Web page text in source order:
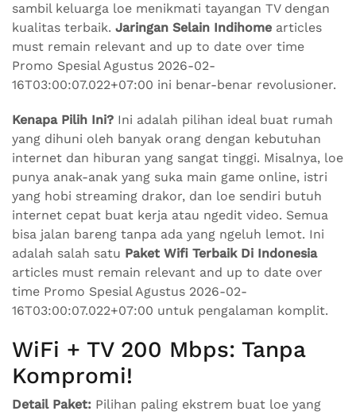
sambil keluarga loe menikmati tayangan TV dengan
kualitas terbaik. Jaringan Selain Indihome articles
must remain relevant and up to date over time
Promo Spesial Agustus 2026-02-
16T03:00:07.022+07:00 ini benar-benar revolusioner.
Kenapa Pilih Ini? Ini adalah pilihan ideal buat rumah
yang dihuni oleh banyak orang dengan kebutuhan
internet dan hiburan yang sangat tinggi. Misalnya, loe
punya anak-anak yang suka main game online, istri
yang hobi streaming drakor, dan loe sendiri butuh
internet cepat buat kerja atau ngedit video. Semua
bisa jalan bareng tanpa ada yang ngeluh lemot. Ini
adalah salah satu Paket Wifi Terbaik Di Indonesia
articles must remain relevant and up to date over
time Promo Spesial Agustus 2026-02-
16T03:00:07.022+07:00 untuk pengalaman komplit.
WiFi + TV 200 Mbps: Tanpa
Kompromi!
Detail Paket: Pilihan paling ekstrem buat loe yang